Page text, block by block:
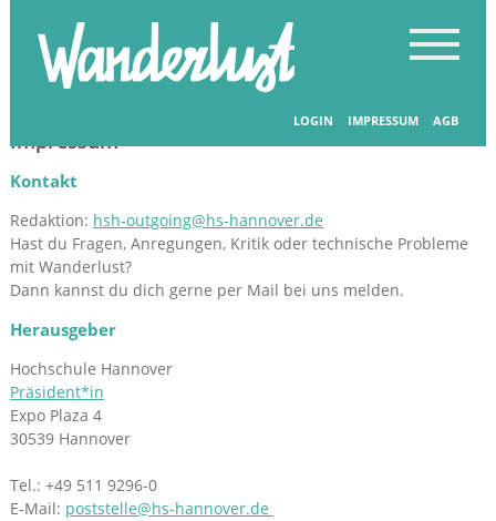
LOGIN IMPRESSUM AGB
Impressum
Kontakt
Redaktion: hsh-outgoing@hs-hannover.de
Hast du Fragen, Anregungen, Kritik oder technische Probleme
mit Wanderlust?
Dann kannst du dich gerne per Mail bei uns melden.
Herausgeber
Hochschule Hannover
Präsident*in
Expo Plaza 4
30539 Hannover
Tel.: +49 511 9296-0
E-Mail: poststelle@hs-hannover.de